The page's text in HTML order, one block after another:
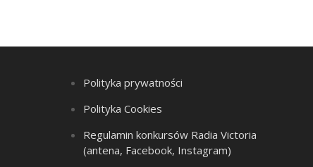
Polityka prywatności
Polityka Cookies
Regulamin konkursów Radia Victoria
(antena, Facebook, Instagram)